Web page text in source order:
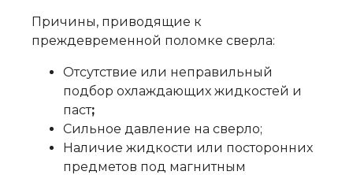
Причины, приводящие к
преждевременной поломке сверла:
Отсутствие или неправильный
подбор охлаждающих жидкостей и
паст;
Сильное давление на сверло;
Наличие жидкости или посторонних
предметов под магнитным